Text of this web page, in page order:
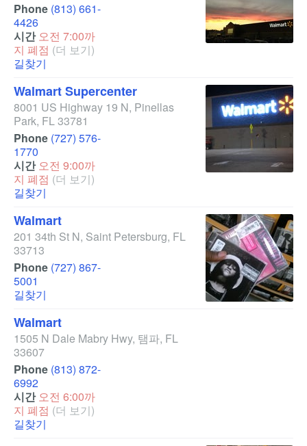
Phone (813) 661-
4426
시간 오전 7:00까
지 폐점 (더 보기)
길찾기
Walmart Supercenter
8001 US Highway 19 N, Pinellas
Park, FL33781
Phone (727) 576-
1770
시간 오전 9:00까
지 폐점 (더 보기)
길찾기
Walmart
201 34th St N, Saint Petersburg, FL
33713
Phone (727) 867-
5001
길찾기
Walmart
1505 N Dale Mabry Hwy, 탬파, FL
33607
Phone (813) 872-
6992
시간 오전 6:00까
지 폐점 (더 보기)
길찾기